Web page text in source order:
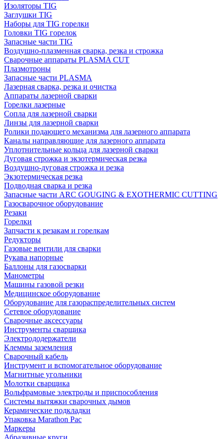
Изоляторы TIG
Заглушки TIG
Наборы для TIG горелки
Головки TIG горелок
Запасные части TIG
Воздушно-плазменная сварка, резка и строжка
Сварочные аппараты PLASMA CUT
Плазмотроны
Запасные части PLASMA
Лазерная сварка, резка и очистка
Аппараты лазерной сварки
Горелки лазерные
Сопла для лазерной сварки
Линзы для лазерной сварки
Ролики подающего механизма для лазерного аппарата
Каналы направляющие для лазерного аппарата
Уплотнительные кольца для лазерной сварки
Дуговая строжка и экзотермическая резка
Воздушно-дуговая строжка и резка
Экзотермическая резка
Подводная сварка и резка
Запасные части ARC GOUGING & EXOTHERMIC CUTTING
Газосварочное оборудование
Резаки
Горелки
Запчасти к резакам и горелкам
Редукторы
Газовые вентили для сварки
Рукава напорные
Баллоны для газосварки
Манометры
Машины газовой резки
Медицинское оборудование
Оборудование для газораспределительных систем
Сетевое оборудование
Сварочные аксессуары
Инструменты сварщика
Электрододержатели
Клеммы заземления
Сварочный кабель
Инструмент и вспомогательное оборудование
Магнитные угольники
Молотки сварщика
Вольфрамовые электроды и приспособления
Системы вытяжки сварочных дымов
Керамические подкладки
Упаковка Marathon Pac
Маркеры
Абразивные круги